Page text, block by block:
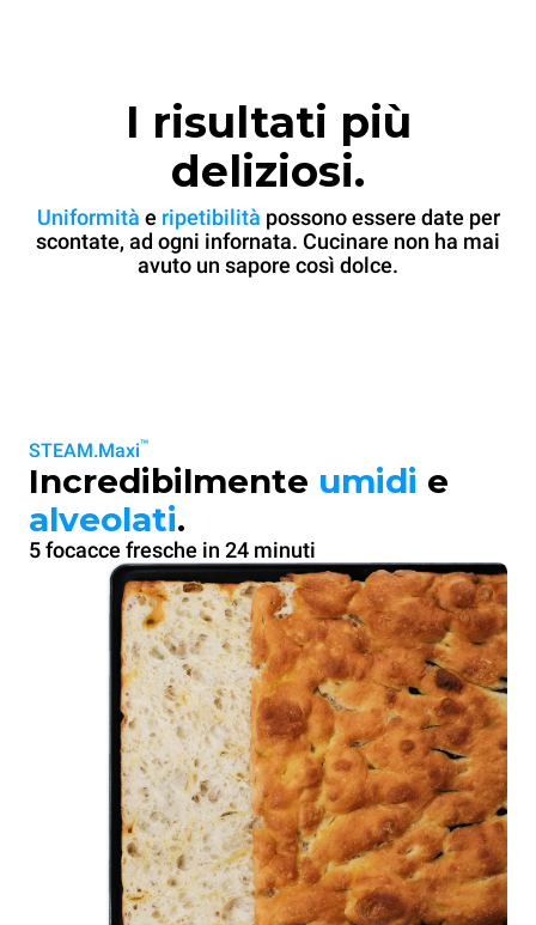
I risultati più
deliziosi.
Uniformità e ripetibilità possono essere date per
scontate, ad ogni infornata. Cucinare non ha mai
avuto un sapore così dolce.
STEAM.Maxi™
Incredibilmente umidi e
alveolati.
5 focacce fresche in 24 minuti